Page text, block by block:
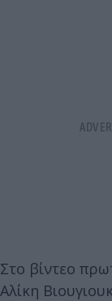
Στο βίντεο
Αλίκη